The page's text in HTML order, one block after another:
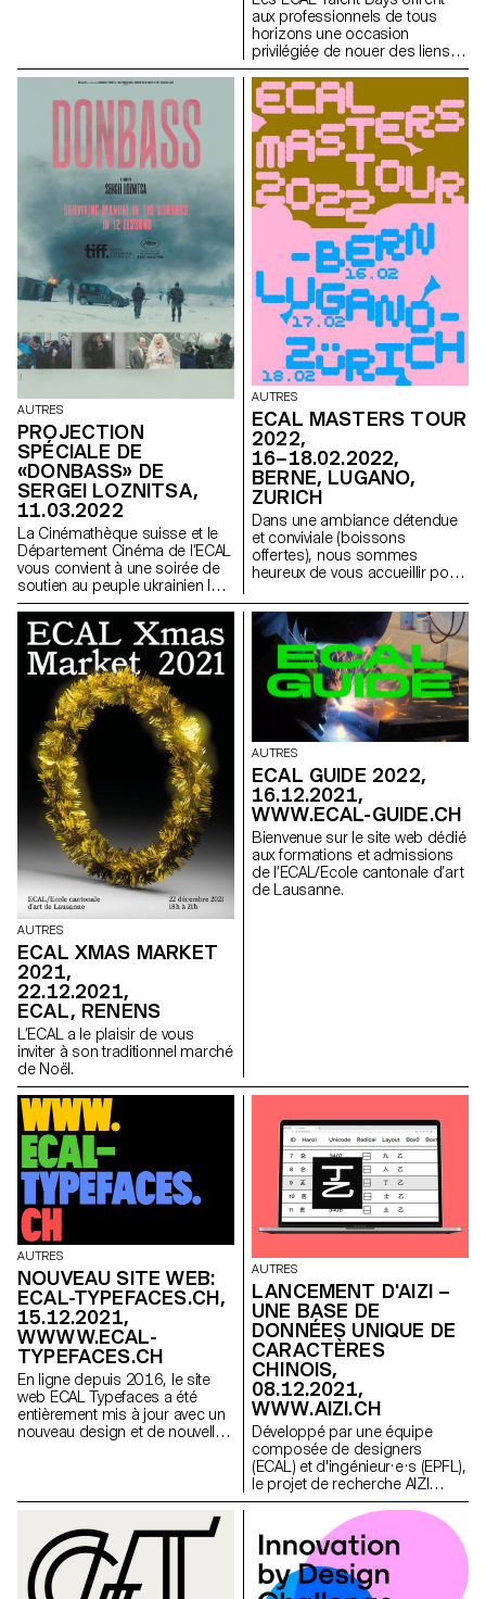
aux professionnels de tous
horizons une occasion
privilégiée de nouer des liens
avec nos dernier·ère·s
diplômé·e·s.
AUTRES
PROJECTION
SPÉCIALE DE
«DONBASS» DE
SERGEI LOZNITSA,
11.03.2022
La Cinémathèque suisse et le
Département Cinéma de l’ECAL
vous convient à une soirée de
soutien au peuple ukrainien le
vendredi 11 mars à 19h à
l'ECAL.
AUTRES
ECAL MASTERS TOUR
2022,
16–18.02.2022,
BERNE, LUGANO,
ZURICH
Dans une ambiance détendue
et conviviale (boissons
offertes), nous sommes
heureux de vous accueillir pour
n'oubliez pas d'apporter vos
dossiers - et de répondre à
toutes vos questions relatives à
certains de nos Masters.
AUTRES
ECAL XMAS MARKET
2021,
22.12.2021,
ECAL, RENENS
L’ECAL a le plaisir de vous
inviter à son traditionnel marché
de Noël.
AUTRES
ECAL GUIDE 2022,
16.12.2021,
WWW.ECAL-GUIDE.CH
Bienvenue sur le site web dédié
aux formations et admissions
de l’ECAL/Ecole cantonale d’art
de Lausanne.
AUTRES
NOUVEAU SITE WEB:
ECAL-TYPEFACES.CH,
15.12.2021,
WWWW.ECAL-
TYPEFACES.CH
En ligne depuis 2016, le site
web ECAL Typefaces a été
entièrement mis à jour avec un
nouveau design et de nouvelles
AUTRES
LANCEMENT D'AIZI –
UNE BASE DE
DONNÉES UNIQUE DE
CARACTÈRES
CHINOIS,
08.12.2021,
WWW.AIZI.CH
Développé par une équipe
composée de designers
(ECAL) et d'ingénieur·e·s (EPFL),
le projet de recherche AIZI
propose une base de données
unique de caractères chinois -
composée de 93 876 entrées
- afin d'aider les typographes à
dessiner des caractères
chinois: www.aizi.ch